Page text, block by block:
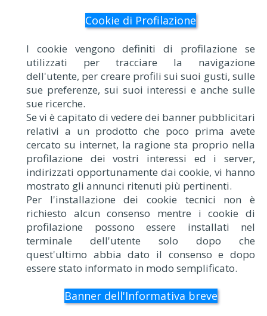
Cookie di Profilazione
I cookie vengono definiti di profilazione se
utilizzati per tracciare la navigazione
dell'utente, per creare profili sui suoi gusti, sulle
sue preferenze, sui suoi interessi e anche sulle
sue ricerche.
Se vi è capitato di vedere dei banner pubblicitari
relativi a un prodotto che poco prima avete
cercato su internet, la ragione sta proprio nella
profilazione dei vostri interessi ed i server,
indirizzati opportunamente dai cookie, vi hanno
mostrato gli annunci ritenuti più pertinenti.
Per l'installazione dei cookie tecnici non è
richiesto alcun consenso mentre i cookie di
profilazione possono essere installati nel
terminale dell'utente solo dopo che
quest'ultimo abbia dato il consenso e dopo
essere stato informato in modo semplificato.
Banner dell'Informativa breve